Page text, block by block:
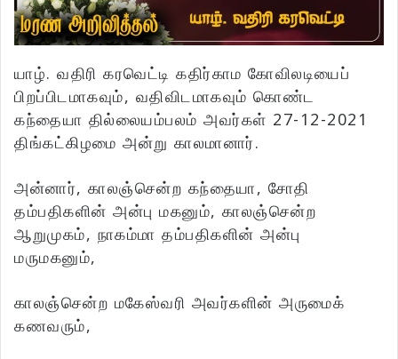
யாழ். வதிரி கரவெட்டி கதிர்காம கோவிலடியைப்
பிறப்பிடமாகவும், வதிவிடமாகவும் கொண்ட
கந்தையா தில்லையம்பலம் அவர்கள் 27-12-2021
திங்கட்கிழமை அன்று காலமானார்.
அன்னார், காலஞ்சென்ற கந்தையா, சோதி
தம்பதிகளின் அன்பு மகனும், காலஞ்சென்ற
ஆறுமுகம், நாகம்மா தம்பதிகளின் அன்பு
மருமகனும்,
காலஞ்சென்ற மகேஸ்வரி அவர்களின் அருமைக்
கணவரும்,